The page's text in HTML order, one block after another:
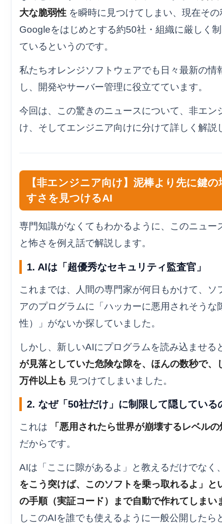
大な脆弱性 を瞬時に見つけてしまい、現在そ
Googleをはじめとする約50社・組織に厳しく
ているというのです。
私たちオレンジソフトウェアでも日々最新の情
し、開発やサーバー管理に役立てています。
今回は、この驚きのニュースについて、非エン
け、そしてエンジニア向けに分けて詳しく解説
【非エンジニア向け】泥棒より先に鍵の
すさを見つけるAI
専門知識がなくてもわかるように、このニュー
と怖さを例え話で解説します。
1. AIは「超優秀なセキュリティ監査官」
これまでは、人間の専門家が何日もかけて、ソ
アのプログラムに「ハッカーに悪用されそうな
性）」がないか探していました。
しかし、新しいAIにプログラムを読み込ませる
が見落としていた危険な隙を、ほんの数秒で、
万件以上も 見つけてしまいました。
2. なぜ「50社だけ」に制限して隠している
これは
「悪用されたら世界が崩壊するレベル
だからです。
AIは「ここに隙があるよ」と教えるだけでなく
をこう突けば、このソフトを乗っ取れるよ」と
の手順（実証コード）まで自動で作れてしまい
しこのAIを誰でも使えるように一般公開したら